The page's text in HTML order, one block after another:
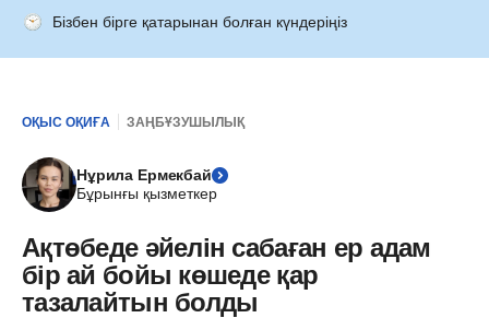
Бізбен бірге қатарынан болған күндеріңіз
ОҚЫС ОҚИҒА ЗАҢБҰЗУШЫЛЫҚ
Нұрила Ермекбай
Бұрынғы қызметкер
Ақтөбеде әйелін сабаған ер адам
бір ай бойы көшеде қар
тазалайтын болды